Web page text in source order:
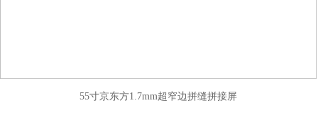
55寸京东方1.7mm超窄边拼缝拼接屏